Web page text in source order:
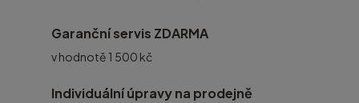
Garanční servis ZDARMA
v hodnotě 1 500 kč
Individuální úpravy na prodejně